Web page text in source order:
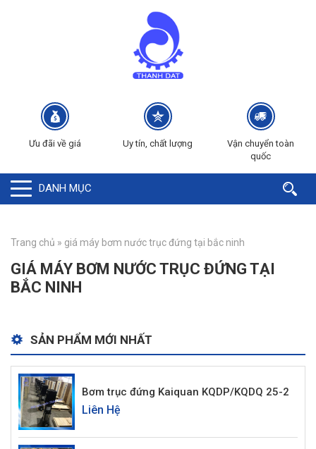
Ưu đãi về giá Uy tín, chất lượng
Vận chuyển toàn
quốc
DANH MỤC
Trang chủ » giá máy bơm nước trục đứng tại bắc ninh
GIÁ MÁY BƠM NƯỚC TRỤC ĐỨNG TẠI
BẮC NINH
SẢN PHẨM MỚI NHẤT
Bơm trục đứng Kaiquan KQDP/KQDQ 25-2
Liên Hệ